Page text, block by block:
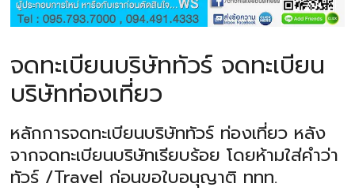
จดทะเบียนบริษัททัวร์ จดทะเบียน
บริษัทท่องเที่ยว
หลักการจดทะเบียนบริษัททัวร์ ท่องเที่ยว หลัง
จากจดทะเบียนบริษัทเรียบร้อย โดยห้ามใส่คำว่า
ทัวร์ /Travel ก่อนขอใบอนุญาติ ททท.